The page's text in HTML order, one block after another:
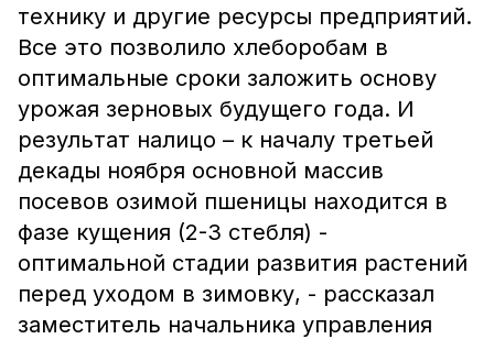
технику и другие ресурсы предприятий.
Все это позволило хлеборобам в
оптимальные сроки заложить основу
урожая зерновых будущего года. И
результат налицо – к началу третьей
декады ноября основной массив
посевов озимой пшеницы находится в
фазе кущения (2-3 стебля) -
оптимальной стадии развития растений
перед уходом в зимовку, - рассказал
заместитель начальника управления